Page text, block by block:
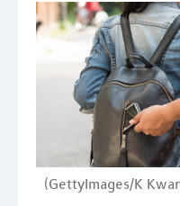
(GettyImages/K